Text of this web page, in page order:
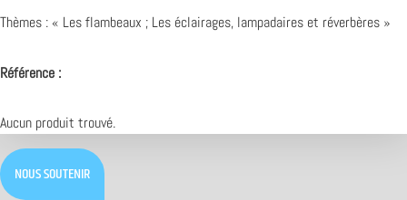
Thèmes : « Les flambeaux ; Les éclairages, lampadaires et réverbères »
Référence :
Aucun produit trouvé.
NOUS SOUTENIR